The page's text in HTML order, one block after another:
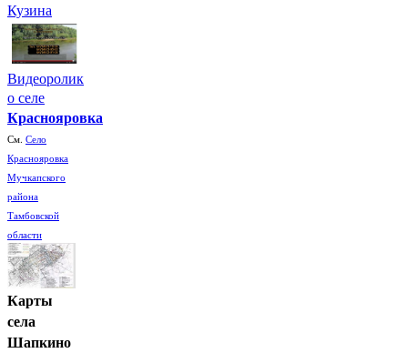
Кузина
Видеоролик
о селе
Краснояровка
См. Село
Краснояровка
Мучкапского
района
Тамбовской
области
Карты
села
Шапкино